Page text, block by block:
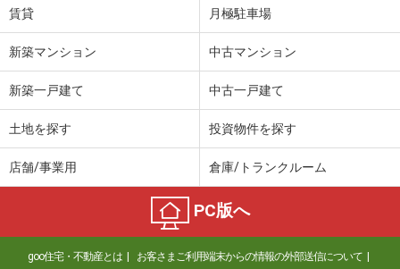
賃貸 月極駐車場
新築マンション 中古マンション
新築一戸建て 中古一戸建て
土地を探す 投資物件を探す
店舗/事業用 倉庫/トランクルーム
PC版へ
goo住宅・不動産とは お客さまご利用端末からの情報の外部送信について